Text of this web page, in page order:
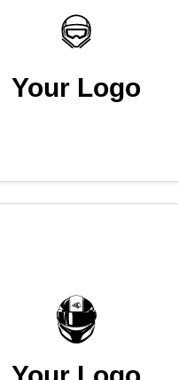
Your Logo